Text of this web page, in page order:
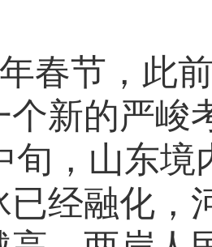
年春节，此
个新的严峻
旬，山东
已经融化，